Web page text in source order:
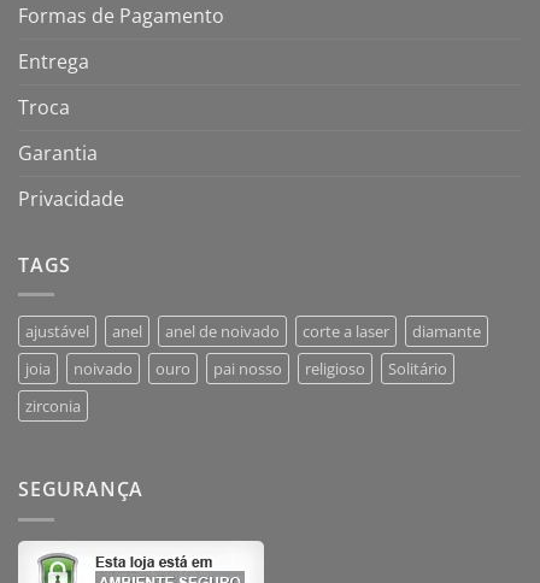
Formas de Pagamento
Entrega
Troca
Garantia
Privacidade
TAGS
ajustável anel anel de noivado corte a laser
diamante
joia
noivado ouro pai nosso religioso
Solitário
zirconia
SEGURANÇA